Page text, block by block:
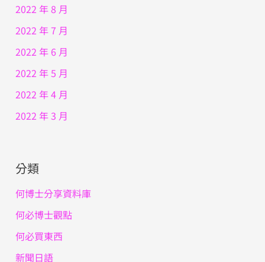
2022 年 8 月
2022 年 7 月
2022 年 6 月
2022 年 5 月
2022 年 4 月
2022 年 3 月
分類
何博士分享資料庫
何必博士觀點
何必買東西
新聞日語